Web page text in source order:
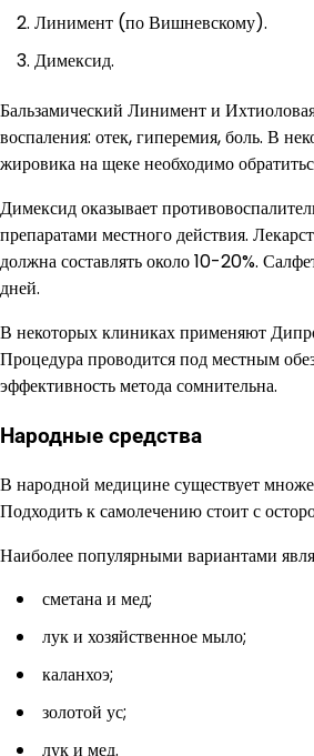
Линимент (по Вишневскому).
Димексид.
Бальзамический Линимент и
воспаления: отек, гиперемия, боль. В
жировика на щеке необходимо
Димексид оказывает
препаратами местного действия.
должна составлять около 10-20%.
дней.
В некоторых клиниках применяют
Процедура проводится под местным
эффективность метода сомнительна.
Народные средства
В народной медицине существует
Подходить к самолечению стоит с
Наиболее популярными вариантами
сметана и мед;
лук и хозяйственное мыло;
каланхоэ;
золотой ус;
лук и мед.